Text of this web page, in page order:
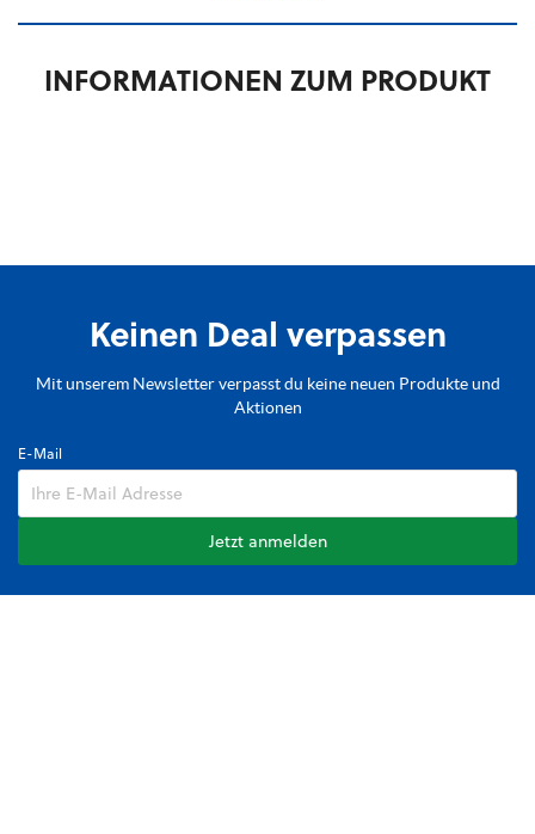
INFORMATIONEN ZUM PRODUKT
Keinen Deal verpassen
Mit unserem Newsletter verpasst du keine neuen Produkte und
Aktionen
E-Mail
Jetzt anmelden